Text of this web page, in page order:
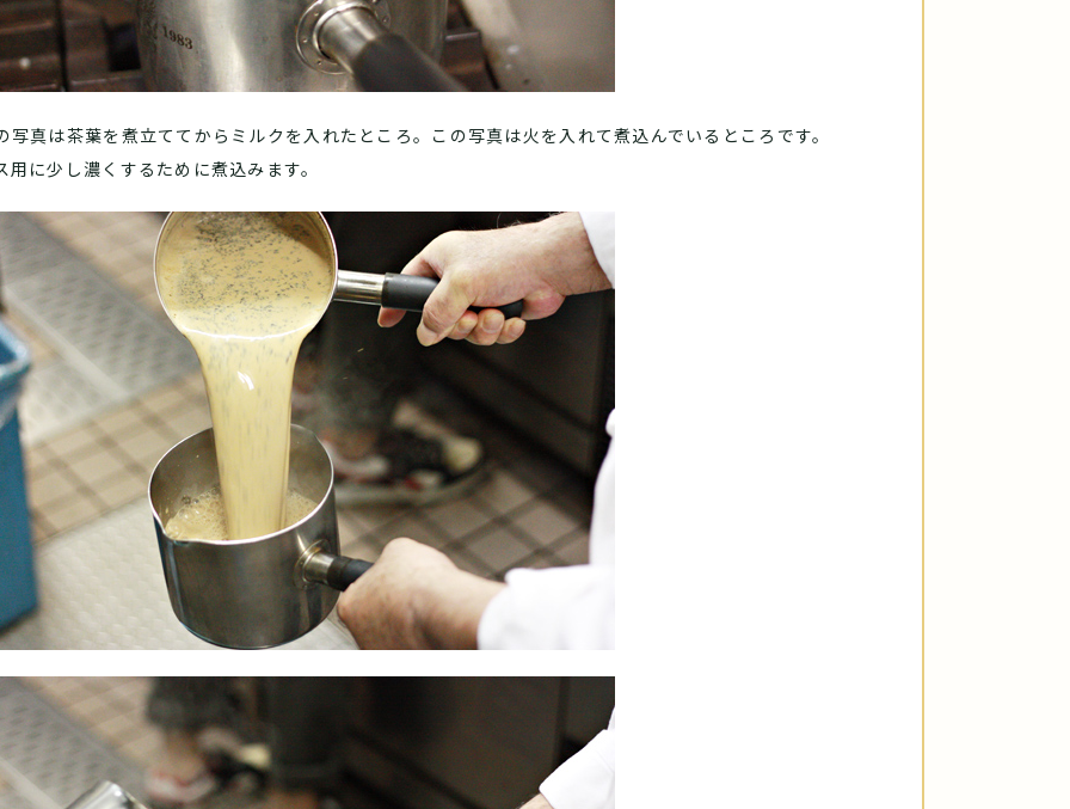
写真は茶葉を煮立ててからミルクを入れたところ。この写真は火を入れて煮込んでいるところです。
用に少し濃くするために煮込みます。